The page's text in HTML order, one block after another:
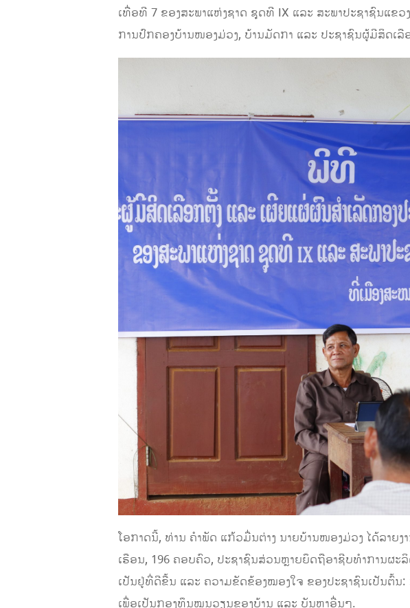
ເທື່ອທີ 7 ຂອງສະພາແຫ່ງຊາດ ຊຸດທີ IX ແລະ ສະພາປະຊາຊົນແຂ
ການປົກຄອງບ້ານໜອງມ່ວງ, ບ້ານມັດກາ ແລະ ປະຊາຊົນຜູ້ມີສິດເລື
ໂອກາດນີ້, ທ່ານ ຄໍາພັດ ແກ້ວມື່ນຕ່າງ ນາຍບ້ານໜອງມ່ວງ ໄດ້ລາຍ
ເຮືອນ, 196 ຄອບຄົວ, ປະຊາຊົນສ່ວນຫຼາຍຍຶດຖືອາຊີບທໍາການຜ
ເປັນຢູ່ທີ່ດີຂື້ນ ແລະ ຄວາມຂັດຂ້ອງໝອງໃຈ ຂອງປະຊາຊົນເປັນຕົ້ນ
ເພື່ອເປັນກອງທຶນໝູນວຽນຂອງບ້ານ ແລະ ບັນຫາອື່ນໆ.